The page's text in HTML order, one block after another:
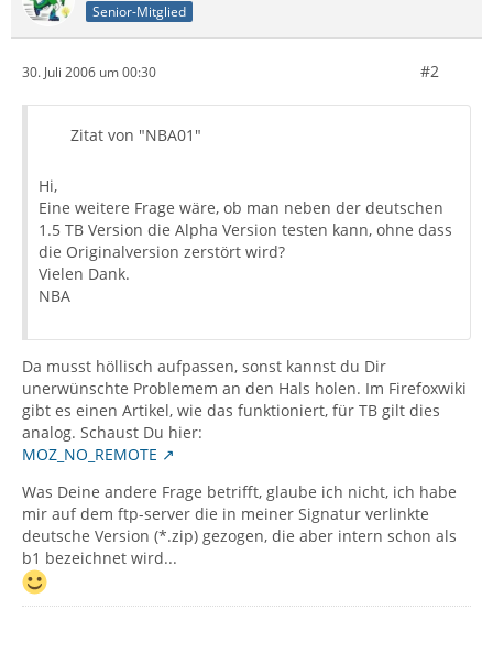
Senior-Mitglied
30. Juli 2006 um 00:30 #2
Zitat von "NBA01"
Hi,
Eine weitere Frage wäre, ob man neben der deutschen
1.5 TB Version die Alpha Version testen kann, ohne dass
die Originalversion zerstört wird?
Vielen Dank.
NBA
Da musst höllisch aufpassen, sonst kannst du Dir
unerwünschte Problemem an den Hals holen. Im Firefoxwiki
gibt es einen Artikel, wie das funktioniert, für TB gilt dies
analog. Schaust Du hier:
MOZ_NO_REMOTE
Was Deine andere Frage betrifft, glaube ich nicht, ich habe
mir auf dem ftp-server die in meiner Signatur verlinkte
deutsche Version (*.zip) gezogen, die aber intern schon als
b1 bezeichnet wird...